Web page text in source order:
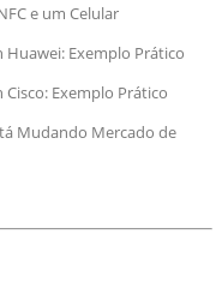
e um Celular
Huawei: Exemplo Prático
Exemplo Prático
Mudando Mercado de